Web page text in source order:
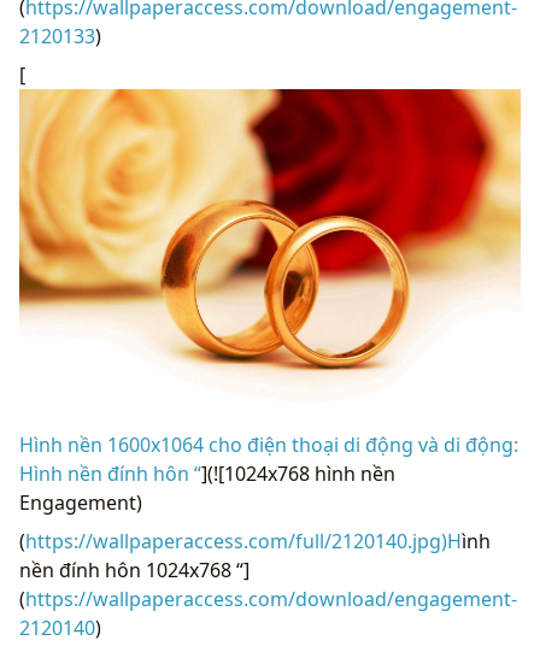
(https://wallpaperaccess.com/download/engagement-
2120133)
[
Hình nền 1600x1064 cho điện thoại di động và di động:
Hình nền đính hôn “](![1024x768 hình nền
Engagement)
(https://wallpaperaccess.com/full/2120140.jpg)Hình
nền đính hôn 1024x768 “]
(https://wallpaperaccess.com/download/engagement-
2120140)